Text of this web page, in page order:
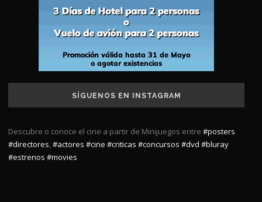
SÍGUENOS EN INSTAGRAM
Descubre o conoce el cine a partir de Minijuegos entre #posters
#directores,#actores #cine #criticas #concursos #dvd #bluray
#estrenos #movies